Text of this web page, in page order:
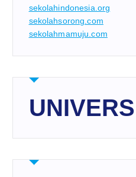
sekolahindonesia.org
sekolahsorong.com
sekolahmamuju.com